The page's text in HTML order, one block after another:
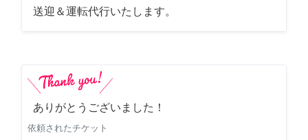
送迎＆運転代行いたします。
ありがとうございました！
依頼されたチケット